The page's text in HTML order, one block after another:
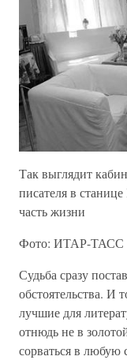
Так выглядит
писателя в
часть жизни
Фото: ИТАР-ТАСС
Судьба сразу
обстоятельства. И
лучшие для
отнюдь не в
сорваться в